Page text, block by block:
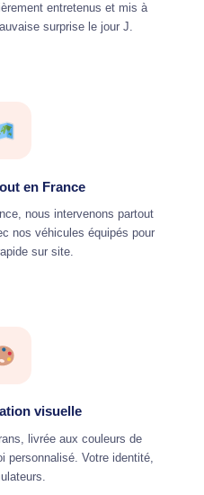
entretenus et mis à
surprise le jour J.
en France
nous intervenons partout
nos véhicules équipés pour
sur site.
visuelle
livrée aux couleurs de
personnalisé. Votre identité,